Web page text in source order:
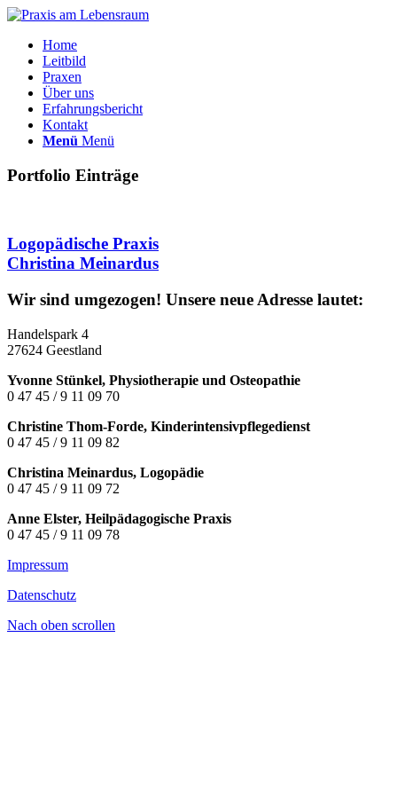
Home
Leitbild
Praxen
Über uns
Erfahrungsbericht
Kontakt
Menü Menü
Portfolio Einträge
Logopädische Praxis
Christina Meinardus
Wir sind umgezogen! Unsere neue Adresse lautet:
Handelspark 4
27624 Geestland
Yvonne Stünkel, Physiotherapie und Osteopathie
0 47 45 / 9 11 09 70
Christine Thom-Forde, Kinderintensivpflegedienst
0 47 45 / 9 11 09 82
Christina Meinardus, Logopädie
0 47 45 / 9 11 09 72
Anne Elster, Heilpädagogische Praxis
0 47 45 / 9 11 09 78
Impressum
Datenschutz
Nach oben scrollen